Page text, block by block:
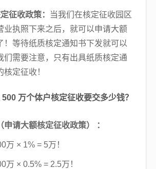
征收政策：
当我们在核定征收园区
业执照下来之后，就可以申请大额
！等待纸质核定通知书下发就可以
们需要注意，只有出具纸质核定通
定征收！
万个体户核定征收要交多少钱？
申请大额核定征收政策） ：
万 × 1% = 5万！
万 × 0.5% = 2.5万！